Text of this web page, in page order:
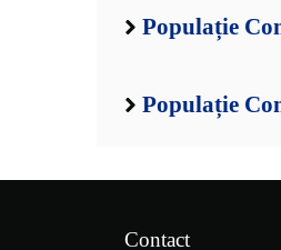
Populație
Populație
Contact